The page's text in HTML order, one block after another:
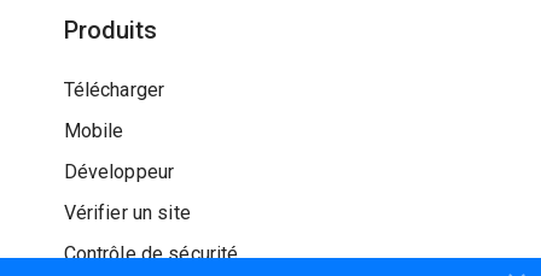
Produits
Télécharger
Mobile
Développeur
Vérifier un site
Contrôle de sécurité